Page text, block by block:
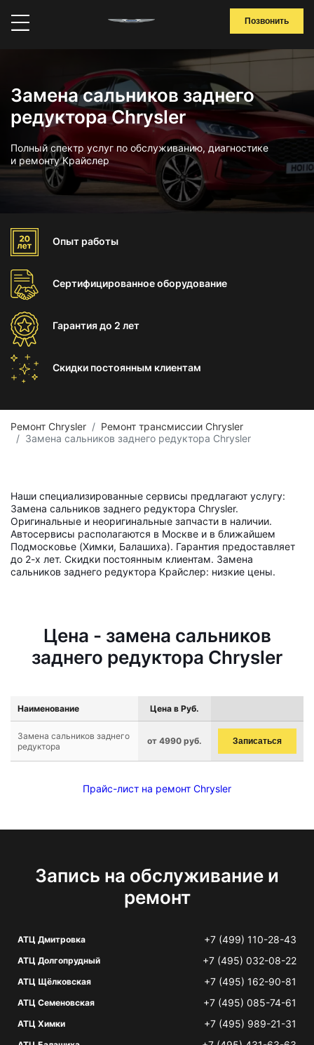
Позвонить
Замена сальников заднего
редуктора Chrysler
Полный спектр услуг по обслуживанию, диагностике
и ремонту Крайслер
Опыт работы
Сертифицированноеоборудование
Гарантиядо 2 лет
Скидки постоянным клиентам
Ремонт Chrysler
Ремонт трансмиссии Chrysler
Замена сальников заднего редуктора Chrysler
Наши специализированные сервисы предлагают услугу:
Замена сальников заднего редуктора Chrysler.
Оригинальные и неоригинальные запчасти в наличии.
Автосервисы располагаются в Москве и в ближайшем
Подмосковье (Химки, Балашиха). Гарантия предоставляет
до 2-х лет. Скидки постоянным клиентам. Замена
сальников заднего редуктора Крайслер: низкие цены.
Цена - замена сальников
заднего редуктора Chrysler
Наименование Цена в Руб.
Замена сальников заднего
редуктора
от 4990 руб. Записаться
Прайс-лист на ремонт Chrysler
Запись на обслуживание и
ремонт
АТЦ Дмитровка +7 (499) 110-28-43
АТЦ Долгопрудный +7 (495) 032-08-22
АТЦ Щёлковская +7 (495) 162-90-81
АТЦ Семеновская +7 (495) 085-74-61
АТЦ Химки +7 (495) 989-21-31